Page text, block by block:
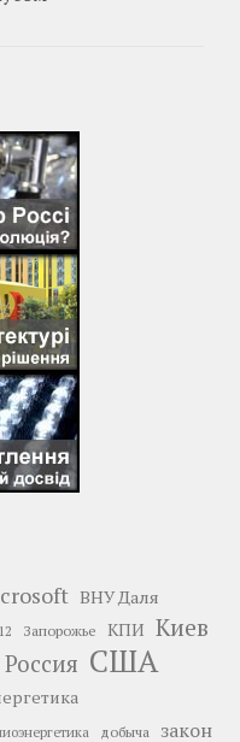
ВНУ Даля
Запорожье КПИ Киев
Россия США
добыча закон